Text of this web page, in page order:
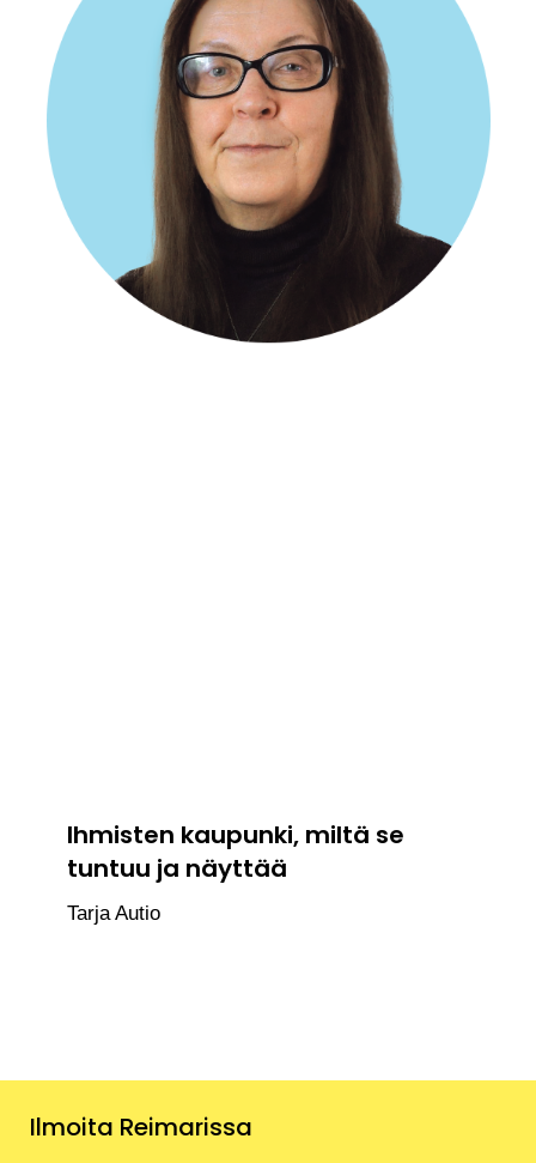
Ihmisten kaupunki, miltä se
tuntuu ja näyttää
Tarja Autio
Ilmoita Reimarissa